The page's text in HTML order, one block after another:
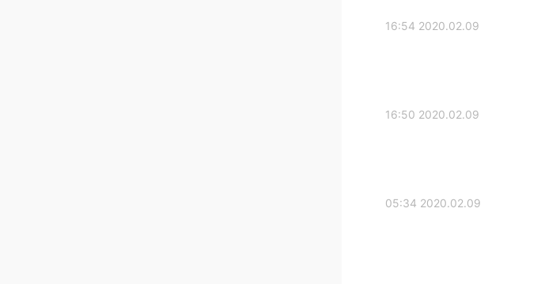
2020.02.09 16:54
2020.02.09 16:50
2020.02.09 05:34